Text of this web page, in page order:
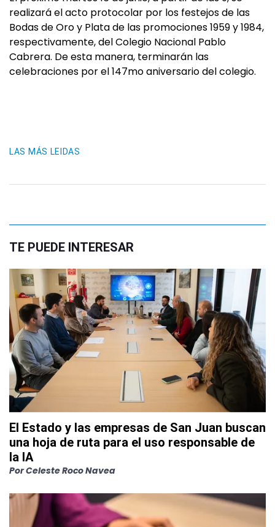
realizará el acto protocolar por los festejos de las
Bodas de Oro y Plata de las promociones 1959 y 1984,
respectivamente, del Colegio Nacional Pablo
Cabrera. De esta manera, terminarán las
celebraciones por el 147mo aniversario del colegio.
LAS MÁS LEIDAS
TE PUEDE INTERESAR
El Estado y las empresas de San Juan buscan
una hoja de ruta para el uso responsable de
la IA
PorCeleste Roco Navea